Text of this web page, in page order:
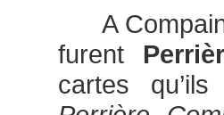
A
furent
cartes